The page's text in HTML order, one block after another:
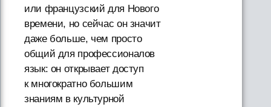
или французский для Нового
времени, но сейчас он значит
даже больше, чем просто
общий для профессионалов
язык: он открывает доступ
к многократно большим
знаниям в культурной